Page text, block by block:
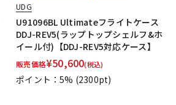
UDG
U91096BL Ultimateフライトケース
DDJ-REV5(ラップトップシェルフ&ホ
イール付)【DDJ-REV5対応ケース】
販売価格¥50,600(税込)
ポイント：5% (2300pt)